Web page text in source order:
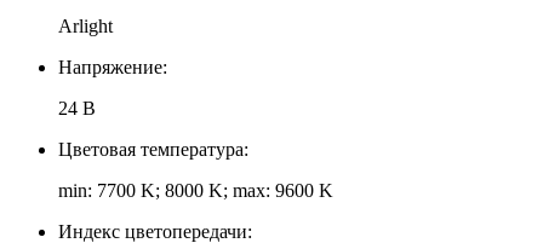
Arlight
Напряжение:
24 В
Цветовая температура:
min: 7700 K; 8000 K; max: 9600 K
Индекс цветопередачи: